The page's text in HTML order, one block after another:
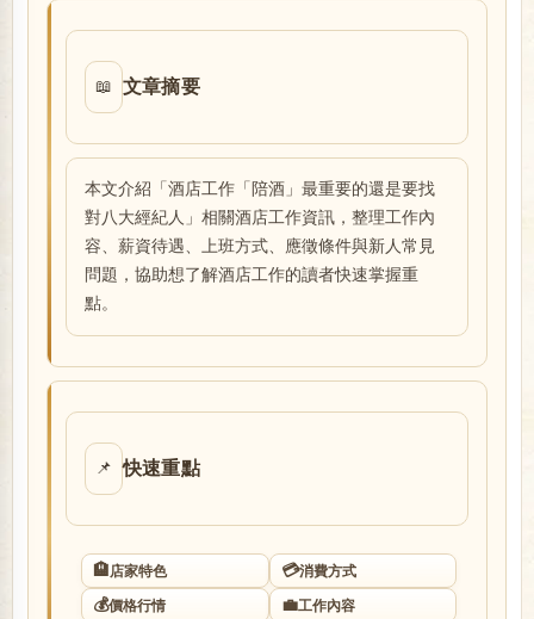
📖 文章摘要
本文介紹「酒店工作「陪酒」最重要的還是要找
對八大經紀人」相關酒店工作資訊，整理工作內
容、薪資待遇、上班方式、應徵條件與新人常見
問題，協助想了解酒店工作的讀者快速掌握重
點。
📌 快速重點
🏨店家特色 💳消費方式
💰價格行情 💼工作內容